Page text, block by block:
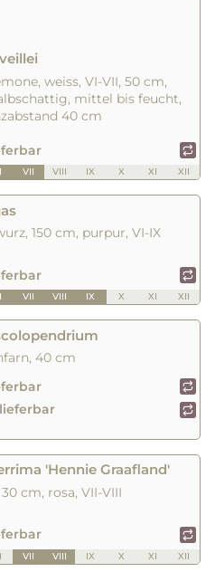
weiss, VI-VII, 50 cm,
mittel bis feucht,
40 cm
VII VIII IX X XI XII
150 cm, purpur, VI-IX
VII VIII IX X XI XII
40 cm
'Hennie Graafland'
cm, rosa, VII-VIII
VII VIII IX X XI XII